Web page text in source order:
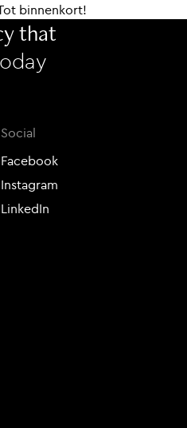
binnenkort!
that
Social
Facebook
Instagram
LinkedIn